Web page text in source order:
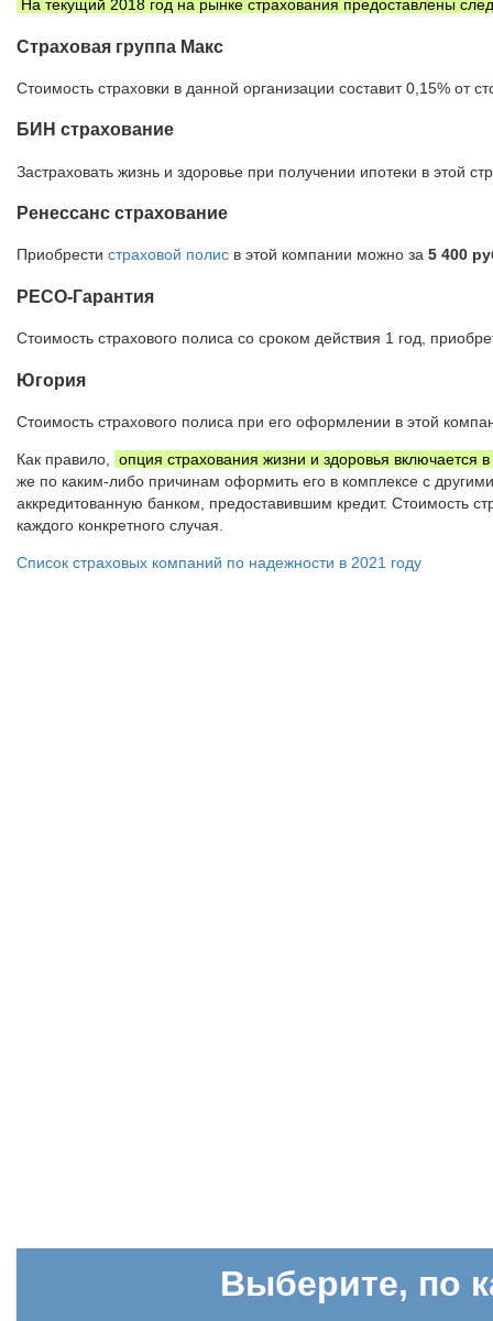
На текущий 2018 год на рынке страхования предоставлены
Страховая группа Макс
Стоимость страховки в данной организации составит 0,15% от
БИН страхование
Застраховать жизнь и здоровье при получении ипотеки в
Ренессанс страхование
Приобрести страховой полис в этой компании можно за 5 400
РЕСО-Гарантия
Стоимость страхового полиса со сроком действия 1 год,
Югория
Стоимость страхового полиса при его оформлении в этой
Как правило,
опция страхования жизни и здоровья включается
же по каким-либо причинам оформить его в комплексе с
аккредитованную банком, предоставившим кредит. Стоимость
каждого конкретного случая.
Список страховых компаний по надежности в 2021 году